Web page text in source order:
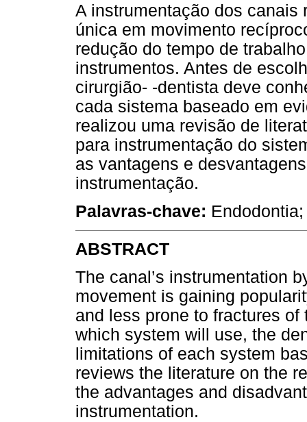
A instrumentação dos canais
única em movimento
redução do tempo de
instrumentos. Antes de
cirurgião- -dentista deve
cada sistema baseado em
realizou uma revisão de
para instrumentação do
as vantagens e
instrumentação.
Palavras-chave:
ABSTRACT
The canal’s instrumentation
movement is gaining
and less prone to fractures
which system will use, the
limitations of each system
reviews the literature on the
the advantages and
instrumentation.